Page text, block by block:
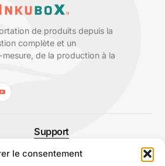
le consentement
de produits depuis la
complète et un
de la production à la
Support